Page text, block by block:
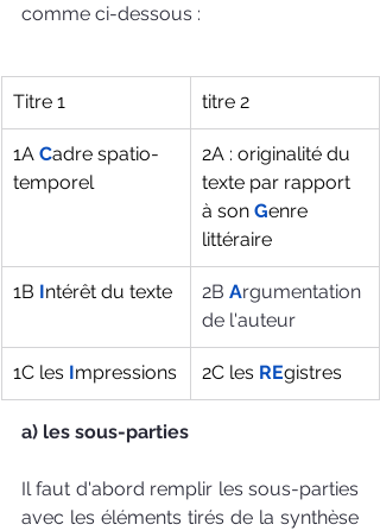
comme ci-dessous :
Titre 1 titre 2
1A Cadre spatio-
temporel
2A : originalité du
texte par rapport
à son Genre
littéraire
1B Intérêt du texte 2B Argumentation
de l'auteur
1C les Impressions 2C les REgistres
a) les sous-parties
Il faut d'abord remplir les sous-parties
avec les éléments tirés de la synthèse